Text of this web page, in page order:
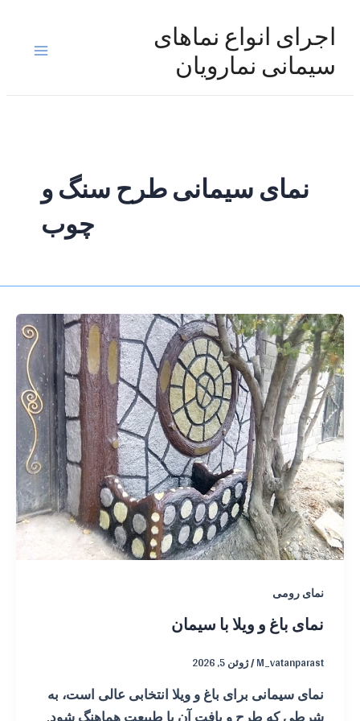
اجرای انواع نماهای
سیمانی نمارویان
Main
نمای سیمانی طرح سنگ و
چوب
نمای رومی
نمای باغ و ویلا با سیمان
M_vatanparast
/ژوئن 5, 2026
نمای سیمانی برای باغ و ویلا انتخابی عالی است، به